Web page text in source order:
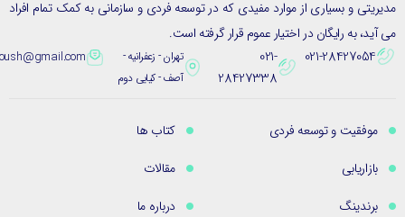
و بسیاری از موارد مفیدی که در توسعه فردی و سازمانی به کمک تمام افراد
به رایگان در اختیار عموم قرار گرفته است.
021-28427054
021-
28427338
تهران - زعفرانیه -
آصف - کیایی دوم
eybpoush@gmail.com
موفقیت و توسعه فردی
بازاریابی
برندینگ
کتاب ها
مقالات
درباره ما